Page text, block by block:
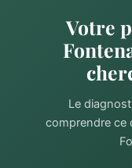
Votre
Le
comprendre ce